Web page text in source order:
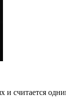
и считается